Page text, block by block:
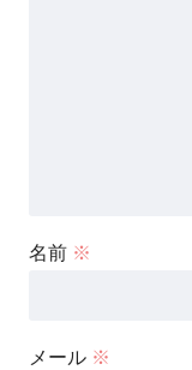
名前 ※
メール ※